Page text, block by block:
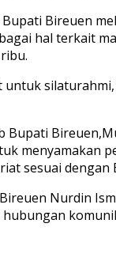
Bireuen
hal terkait
Bupati
menyamakan
sesuai dengan
Nurdin